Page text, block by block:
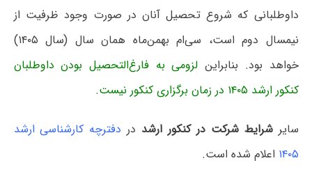
داوطلبانی که شروع تحصیل آنان در صورت وجود ظرفیت از
نیمسال دوم است، سی‌ام بهمن‌ماه همان سال (سال ۱۴۰۵)
خواهد بود. بنابراین لزومی به فارغ‌التحصیل بودن داوطلبان
کنکور ارشد ۱۴۰۵ در زمان برگزاری کنکور نیست.
سایرشرایط شرکت در کنکور ارشد در دفترچه کارشناسی ارشد
۱۴۰۵ اعلام شده است.